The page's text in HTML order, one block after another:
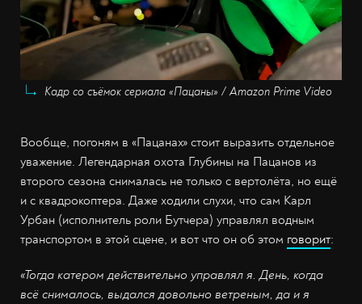
Кадр со съёмок сериала «Пацаны» / Amazon Prime Video
Вообще, погоням в «Пацанах» стоит выразить отдельное
уважение. Легендарная охота Глубины на Пацанов из
второго сезона снималась не только с вертолёта, но ещё
и с квадрокоптера. Даже ходили слухи, что сам Карл
Урбан (исполнитель роли Бутчера) управлял водным
транспортом в этой сцене, и вот что он об этом говорит:
«Тогда катером действительно управлял я. День, когда
всё снималось, выдался довольно ветреным, да и я